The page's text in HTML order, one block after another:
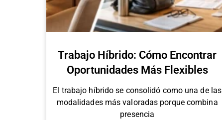
Trabajo Híbrido: Cómo Encontrar
Oportunidades Más Flexibles
El trabajo híbrido se consolidó como una de las
modalidades más valoradas porque combina
presencia